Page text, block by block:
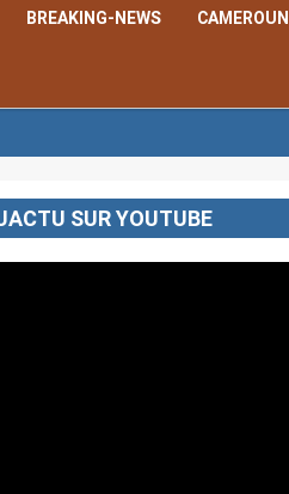
BREAKING-NEWS CAMEROUN
SUR YOUTUBE